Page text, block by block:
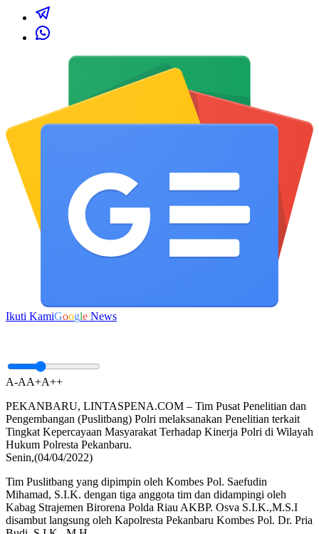
Ikuti KamiGoogle News
A-AA+A++
PEKANBARU, LINTASPENA.COM – Tim Pusat Penelitian dan
Pengembangan (Puslitbang) Polri melaksanakan Penelitian terkait
Tingkat Kepercayaan Masyarakat Terhadap Kinerja Polri di Wilayah
Hukum Polresta Pekanbaru.
Senin,(04/04/2022)
Tim Puslitbang yang dipimpin oleh Kombes Pol. Saefudin
Mihamad, S.I.K. dengan tiga anggota tim dan didampingi oleh
Kabag Strajemen Birorena Polda Riau AKBP. Osva S.I.K.,M.S.I
disambut langsung oleh Kapolresta Pekanbaru Kombes Pol. Dr. Pria